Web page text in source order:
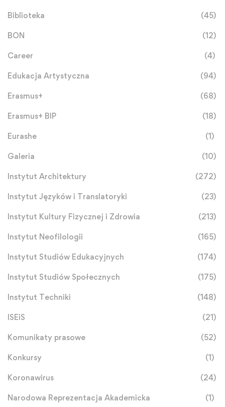
Biblioteka (45)
BON (12)
Career (4)
Edukacja Artystyczna (94)
Erasmus+ (68)
Erasmus+ BIP (18)
Eurashe (1)
Galeria (10)
Instytut Architektury (272)
Instytut Języków i Translatoryki (23)
Instytut Kultury Fizycznej i Zdrowia (213)
Instytut Neofilologii (165)
Instytut Studiów Edukacyjnych (174)
Instytut Studiów Społecznych (175)
Instytut Techniki (148)
ISEiS (21)
Komunikaty prasowe (52)
Konkursy (1)
Koronawirus (24)
Narodowa Reprezentacja Akademicka (1)